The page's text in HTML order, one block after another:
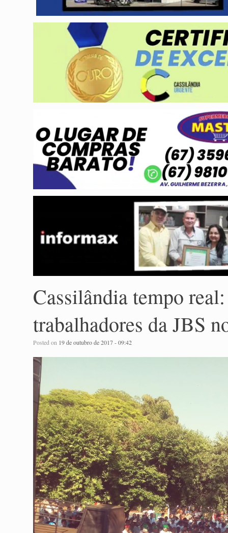
Cassilândia tempo
trabalhadores da JBS
Posted on 19 de outubro de 2017 - 09:42